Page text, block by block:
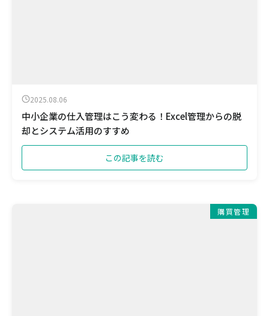
2025.08.06
中小企業の仕入管理はこう変わる！Excel管理からの脱
却とシステム活用のすすめ
この記事を読む
購買管理